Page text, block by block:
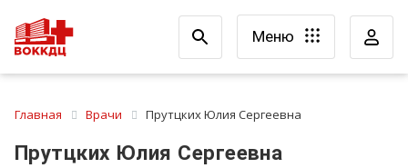
Меню
Главная Врачи Прутцких Юлия Сергеевна
Прутцких Юлия Сергеевна